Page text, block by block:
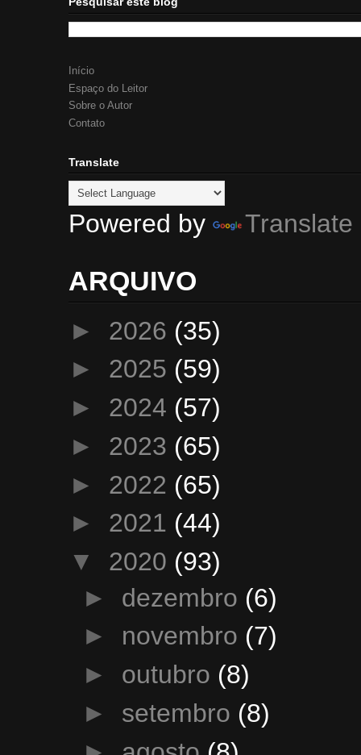
Início
Espaço do Leitor
Sobre o Autor
Contato
Translate
Powered by Translate
ARQUIVO
► 2026 (35)
► 2025 (59)
► 2024 (57)
► 2023 (65)
► 2022 (65)
► 2021 (44)
▼ 2020 (93)
► dezembro (6)
► novembro (7)
► outubro (8)
► setembro (8)